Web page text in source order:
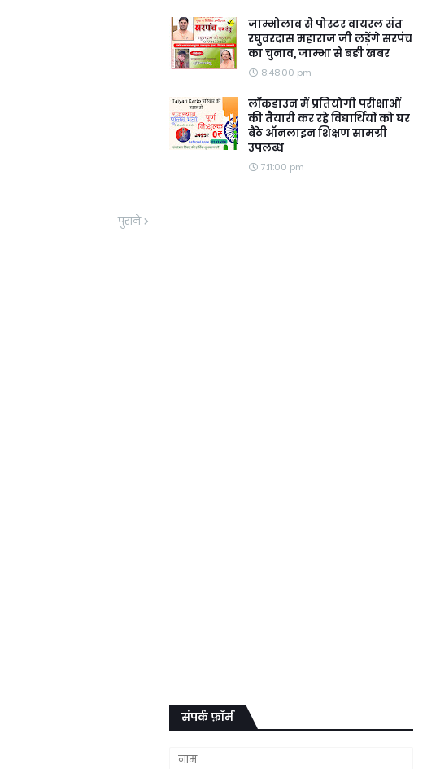
पुराने
जाम्भोलाव से पोस्टर वायरल संत
रघुवरदास महाराज जी लड़ेंगे सरपंच
का चुनाव, जाम्भा से बङी खबर
8:48:00 pm
लॉकडाउन में प्रतियोगी परीक्षाओं
की तैयारी कर रहे विद्यार्थियों को घर
बैठे ऑनलाइन शिक्षण सामग्री
उपलब्ध
7:11:00 pm
संपर्क फ़ॉर्म